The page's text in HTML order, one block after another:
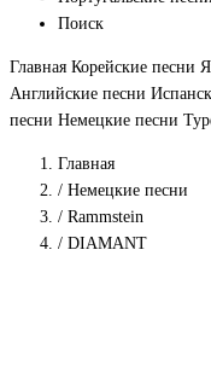
Поиск
Главная Корейские песни
Английские песни
песни Немецкие песни
Главная
/ Немецкие песни
/ Rammstein
/ DIAMANT